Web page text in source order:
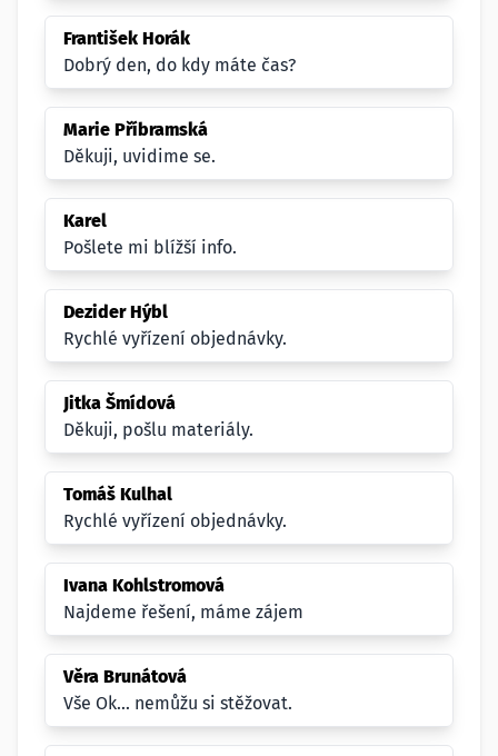
František Horák
Dobrý den, do kdy máte čas?
Marie Příbramská
Děkuji, uvidime se.
Karel
Pošlete mi blížší info.
Dezider Hýbl
Rychlé vyřízení objednávky.
Jitka Šmídová
Děkuji, pošlu materiály.
Tomáš Kulhal
Rychlé vyřízení objednávky.
Ivana Kohlstromová
Najdeme řešení, máme zájem
Věra Brunátová
Vše Ok... nemůžu si stěžovat.